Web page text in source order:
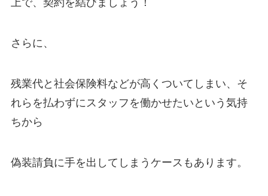
上で、契約を結びましょう！
さらに、
残業代と社会保険料などが高くついてしまい、そ
れらを払わずにスタッフを働かせたいという気持
ちから
偽装請負に手を出してしまうケースもあります。